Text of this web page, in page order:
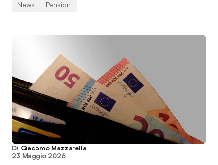
News Pensioni
Di Giacomo Mazzarella
23 Maggio 2026